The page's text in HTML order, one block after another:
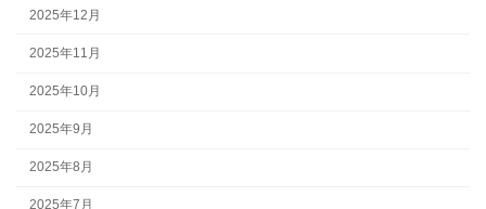
2025年12月
2025年11月
2025年10月
2025年9月
2025年8月
2025年7月